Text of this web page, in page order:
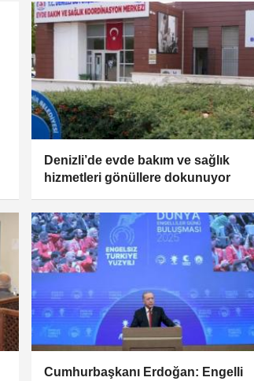
Denizli’de evde bakım ve sağlık
hizmetleri gönüllere dokunuyor
Cumhurbaşkanı Erdoğan: Engelli